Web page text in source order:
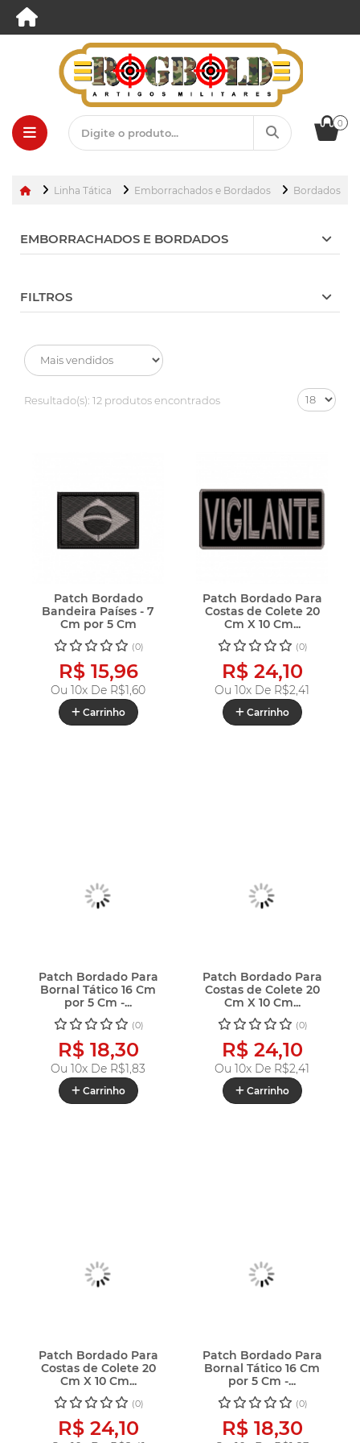
0
Linha Tática Emborrachados e Bordados Bordados
EMBORRACHADOS E BORDADOS
FILTROS
Resultado(s): 12 produtos encontrados
Patch Bordado
Bandeira Países - 7
Cm por 5 Cm
(0)
R$ 15,96
Ou 10x De R$1,60
Carrinho
Patch Bordado Para
Costas de Colete 20
Cm X 10 Cm...
(0)
R$ 24,10
Ou 10x De R$2,41
Carrinho
Patch Bordado Para
Bornal Tático 16 Cm
por 5 Cm -...
(0)
R$ 18,30
Ou 10x De R$1,83
Carrinho
Patch Bordado Para
Costas de Colete 20
Cm X 10 Cm...
(0)
R$ 24,10
Ou 10x De R$2,41
Carrinho
Patch Bordado Para
Costas de Colete 20
Cm X 10 Cm...
(0)
R$ 24,10
Patch Bordado Para
Bornal Tático 16 Cm
por 5 Cm -...
(0)
R$ 18,30